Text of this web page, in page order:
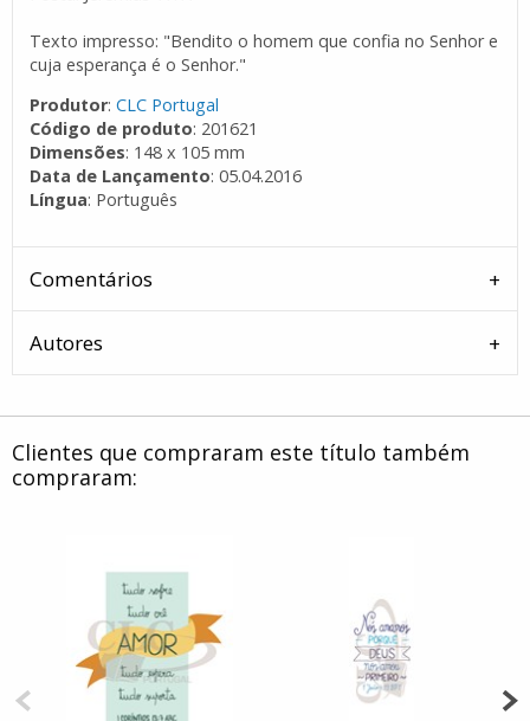
Texto impresso: "Bendito o homem que confia no Senhor e
cuja esperança é o Senhor."
Produtor:CLC Portugal
Código de produto: 201621
Dimensões: 148 x 105 mm
Data de Lançamento: 05.04.2016
Língua: Português
Comentários
Autores
Clientes que compraram este título também
compraram: